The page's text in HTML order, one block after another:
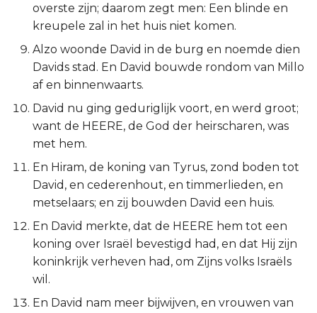
Jakobus
1 Petrus
1 Johannes
2 Johannes
3 Johannes
Judas
Openbaring
overste zijn; daarom zegt men: Een blinde en
kreupele zal in het huis niet komen.
Alzo woonde David in de burg en noemde dien
Davids stad. En David bouwde rondom van Millo
af en binnenwaarts.
David nu ging geduriglijk voort, en werd groot;
want de HEERE, de God der heirscharen, was
met hem.
En Hiram, de koning van Tyrus, zond boden tot
David, en cederenhout, en timmerlieden, en
metselaars; en zij bouwden David een huis.
En David merkte, dat de HEERE hem tot een
koning over Israël bevestigd had, en dat Hij zijn
koninkrijk verheven had, om Zijns volks Israëls
wil.
En David nam meer bijwijven, en vrouwen van